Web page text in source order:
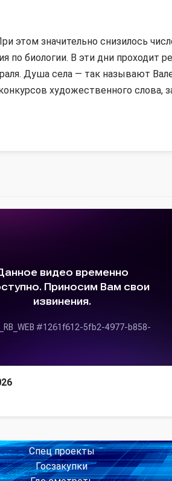
этом значительно снизилось
по биологии. В эти дни проходит
Душа села — так называют
художественного слова,
Спец проекты
Госзакупки